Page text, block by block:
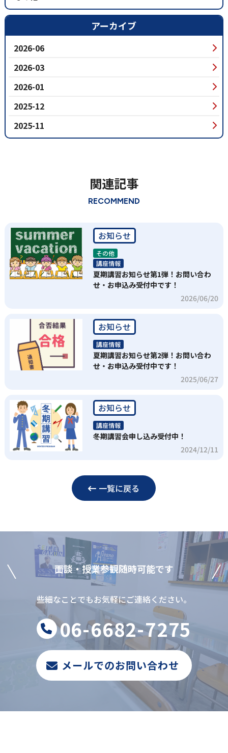
アーカイブ
2026-06
2026-03
2026-01
2025-12
2025-11
関連記事
RECOMMEND
お知らせ
その他
講座情報
夏期講習お知らせ第1弾！お問い合わ
せ・お申込み受付中です！
2026/06/20
お知らせ
講座情報
夏期講習お知らせ第2弾！お問い合わ
せ・お申込み受付中です！
2025/06/27
お知らせ
講座情報
冬期講習会申し込み受付中！
2024/12/11
一覧に戻る
⾯談‧授業参観随時可能です
些細なことでもお気軽にご連絡ください。
06-6682-7275
メールでのお問い合わせ